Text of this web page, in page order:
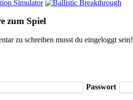
zum Spiel
zu schreiben musst du eingeloggt sein!
Passwort